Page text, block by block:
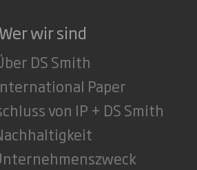
Wer wir sind
DS Smith
Paper
von IP + DS Smith